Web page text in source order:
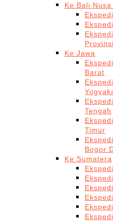
Ke Bali
Ke Jawa
Barat
Tengah
Timur
Bogor
Ke Sumatera